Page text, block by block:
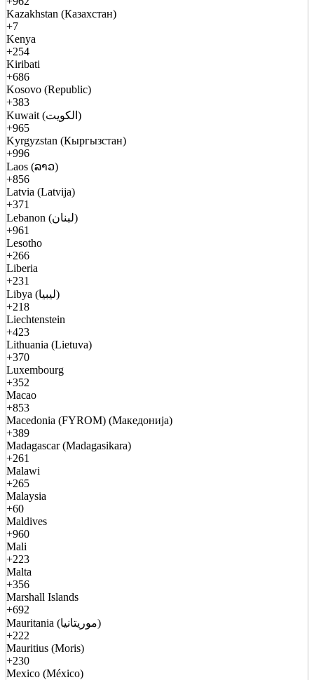
Kazakhstan (Казахстан)
+7
Kenya
+254
Kiribati
+686
Kosovo (Republic)
+383
Kuwait (الكويت)
+965
Kyrgyzstan (Кыргызстан)
+996
Laos (ລາວ)
+856
Latvia (Latvija)
+371
Lebanon (لبنان)
+961
Lesotho
+266
Liberia
+231
Libya (ليبيا)
+218
Liechtenstein
+423
Lithuania (Lietuva)
+370
Luxembourg
+352
Macao
+853
Macedonia (FYROM) (Македонија)
+389
Madagascar (Madagasikara)
+261
Malawi
+265
Malaysia
+60
Maldives
+960
Mali
+223
Malta
+356
Marshall Islands
+692
Mauritania (موريتانيا)
+222
Mauritius (Moris)
+230
Mexico (México)